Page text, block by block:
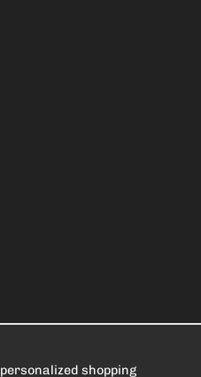
FOR THE BEST DEALS
shopping